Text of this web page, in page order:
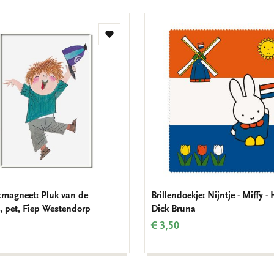
voor de animatieserie De
Cinekid Award voor het beste
Toevoegen
Pluk van de
pet, Fiep Westendorp
Brillendoekje: Nijntje - Miffy -
Dick Bruna
€ 3,50